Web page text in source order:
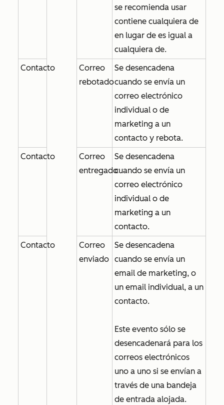
se recomienda usar
contiene cualquiera de
en lugar de es igual a
cualquiera de.
Contacto
Correo
rebotado
Se desencadena
cuando se envía un
correo electrónico
individual o de
marketing a un
contacto y rebota.
Contacto
Correo
entregado
Se desencadena
cuando se envía un
correo electrónico
individual o de
marketing a un
contacto.
Contacto
Correo
enviado
Se desencadena
cuando se envía un
email de marketing, o
un email individual, a un
contacto.
Este evento sólo se
desencadenará para los
correos electrónicos
uno a uno si se envían a
través de una bandeja
de entrada alojada.